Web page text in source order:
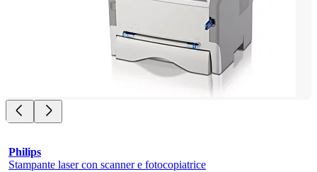
Philips
Stampante laser con scanner e fotocopiatrice